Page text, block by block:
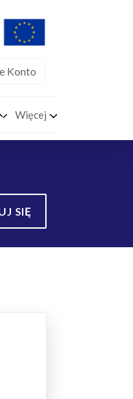
Konto
Więcej
SIĘ